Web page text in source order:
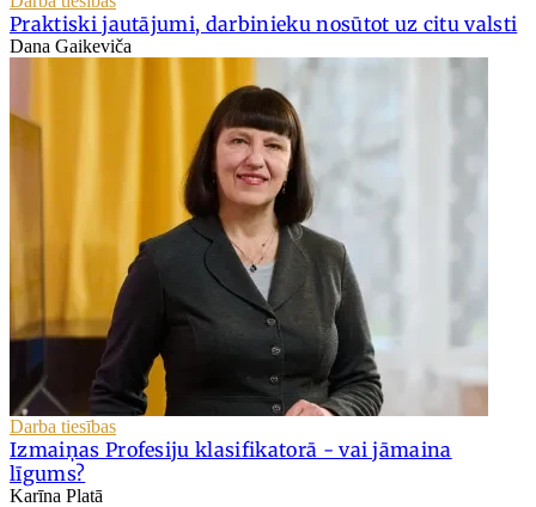
Praktiski jautājumi, darbinieku nosūtot uz citu valsti
Dana Gaikeviča
Darba tiesības
Izmaiņas Profesiju klasifikatorā - vai jāmaina
līgums?
Karīna Platā